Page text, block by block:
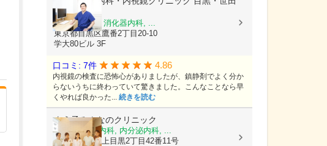
谷
内科, 胃腸科, 消化器内科, ...
東京都目黒区鷹番2丁目20-10
学大80ビル 3F
口コミ: 7件 4.86
内視鏡の検査に恐怖心がありましたが、鎮静剤でよく分か
らないうちに終わっていて驚きました。こんなことなら早
くやれば良かった... 続きを読む
よう子みんなのクリニック
内科, 糖尿病内科, 内分泌内科, ...
東京都目黒区上目黒2丁目42番11号